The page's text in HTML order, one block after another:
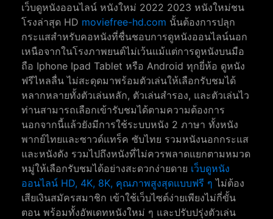
เว็บดูหนังออนไลน์ หนังใหม่ 2022 2023 หนังใหม่ชน
โรงล่าสุด HD moviefree-hd.com นั้นต้องการปลุก
กระแสสำหรับคอหนังที่ชื่นชอบการดูหนังออนไลน์นอก
เหนือจากในโรงภาพยนต์ไม่เว้นแม้แต่การดูหนังบนมือ
ถือ Iphone Ipad Tablet หรือ Android ทุกยี่ห้อ ดูหนัง
ฟรีไหลลื่น ไม่สะดุดมาพร้อมตัวเล่นให้เลือกรับชมได้
หลากหลายทั้งตัวเล่นหลัก, ตัวเล่นสำรอง, และตัวเล่นไว
ท่านสามารถเลือกเข้ารับชมได้ตามความต้องการ
นอกจากนี้แล้วยังมีการใช้ระบบหนัง 2 ภาษา ทั้งหนัง
พากย์ไทยและซาวด์แทร็ค ซับไทย รวมหนังนอกกระแส
และหนังดัง รวมไปถึงหนังที่ไม่ควรพลาดแยกตามหมวด
หมู่ให้เลือกรับชมได้อย่างสะดวกง่ายดาย เว็บดูหนัง
ออนไลน์ HD, 4K, 8K, คุณภาพสูงสุดแบบฟรี ๆ ไม่ต้อง
เสียเงินสมัครสมาชิก เข้าใช้เว็บไซต์ง่ายเพียงไม่กี่ขั้น
ตอน พร้อมทั้งอัพเดทหนังใหม่ ๆ และปรับปรุ่งตัวเล่น